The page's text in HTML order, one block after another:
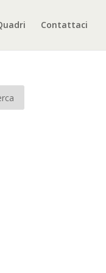
Contattaci